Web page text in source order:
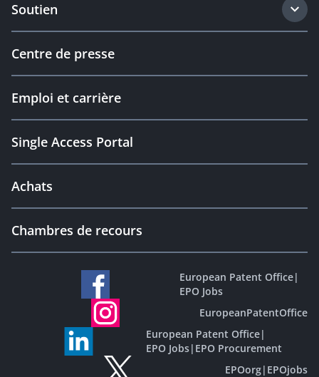
Soutien
Centre de presse
Emploi et carrière
Single Access Portal
Achats
Chambres de recours
European Patent Office|
EPO Jobs
EuropeanPatentOffice
European Patent Office|
EPO Jobs| EPO Procurement
EPOorg| EPOjobs